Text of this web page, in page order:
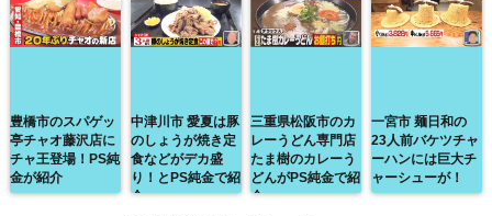
豊橋市のスパゲッ
亭チャオ藤沢店に
チャ王登場！PS純
金が紹介
中津川市 愛夏は豚
のしょうが焼き定
食などがデカ盛
り！とPS純金で紹
介
三重県松阪市のカ
レーうどん専門店
たま樹のカレーう
どんがPS純金で紹
介
一宮市 麺日和の
23人前バケツチャ
ーハンには巨大チ
ャーシューが！